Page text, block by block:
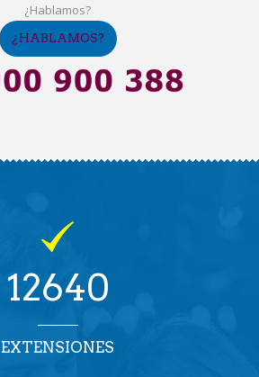
¿Hablamos?
¿HABLAMOS?
12640
EXTENSIONES